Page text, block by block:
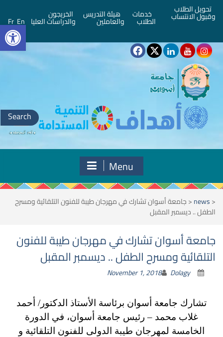
تحويل الطلاب
وقبول الانتساب خدمات
الطلاب
هيئة التدريس
والعاملين
الخريجون
والدراسات العليا En
Fr
Search
for:
Menu
<
news
<جامعة أسوان تشارك في مهرجان طيبة للفنون التلقائية ومسرح
الطفل .. ديسمبر المقبل
جامعة أسوان تشارك في مهرجان طيبة للفنون
التلقائية ومسرح الطفل .. ديسمبر المقبل
November 1, 2018 Dolagy
تشارك جامعة أسوان برئاسة الأستاذ الدكتور/ أحمد
غلاب محمد – رئيس جامعة أسوان، في الدورة
الخامسة لمهرجان طيبة الدولى للفنون التلقائية و